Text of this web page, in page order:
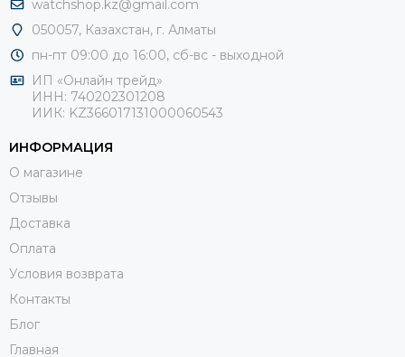
watchshop.kz@gmail.com
050057, Казахстан, г. Алматы
пн-пт 09:00 до 16:00, сб-вс - выходной
ИП «Онлайн трейд»
ИНН: 740202301208
ИИК: KZ366017131000060543
ИНФОРМАЦИЯ
О магазине
Отзывы
Доставка
Оплата
Условия возврата
Контакты
Блог
Главная